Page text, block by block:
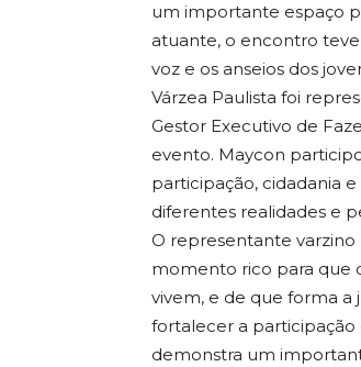
um importante espaço
atuante, o encontro
voz e os anseios dos
Várzea Paulista foi
Gestor Executivo de
evento. Maycon
participação, cidadania
diferentes realidades e
O representante
momento rico para que
vivem, e de que forma a
fortalecer a participação
demonstra um